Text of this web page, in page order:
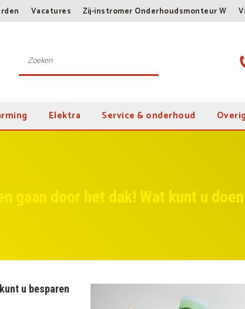
Vacatures Zij-instromer Onderhoudsmonteur W
Elektra Service & onderhoud Overig
gaan door het dak! Wat kunt u
u besparen